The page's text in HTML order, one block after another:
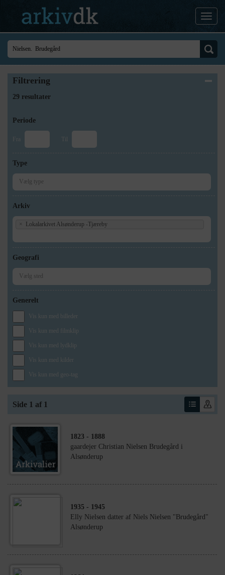
Filtrering
29 resultater
Periode
Fra Til
Type
Arkiv
× Lokalarkivet Alsønderup -Tjæreby
Geografi
Generelt
Vis kun med billeder
Vis kun med filmklip
Vis kun med lydklip
Vis kun med kilder
Vis kun med geo-tag
Side 1 af 1
1823 - 1888
gaardejer Christian Nielsen Brudegård i
Alsønderup
1935 - 1945
Elly Nielsen datter af Niels Nielsen "Brudegård"
Alsønderup